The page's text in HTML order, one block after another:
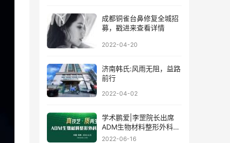
成都铜雀台鼻修复全城招
募，戳进来查看详情
2022-04-20
济南韩氏:风雨无阻，益路
前行
2022-04-02
学术鹏爱|李罡院长出席
ADM生物材料整形外科学
术论坛
2022-06-16